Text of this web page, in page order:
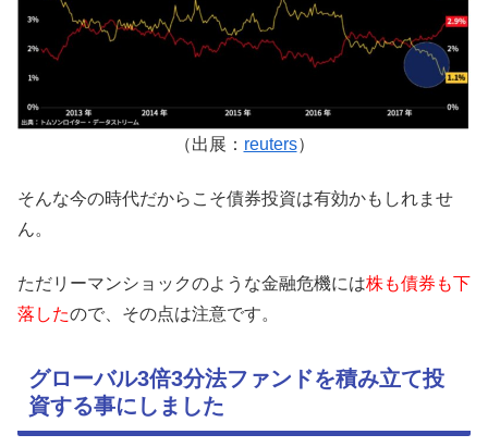
（出展： reuters）
そんな今の時代だからこそ債券投資は有効かもしれませ
ん。
ただリーマンショックのような金融危機には株も債券も下
落したので、その点は注意です。
グローバル3倍3分法ファンドを積み立て投
資する事にしました